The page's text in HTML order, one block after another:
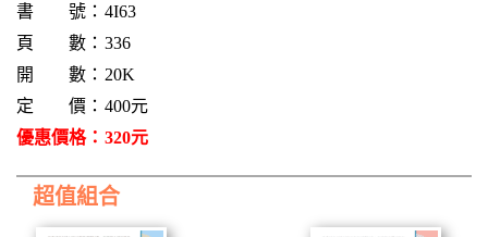
書 號：4I63
頁 數：336
開 數：20K
定 價：400元
優惠價格：320元
超值組合